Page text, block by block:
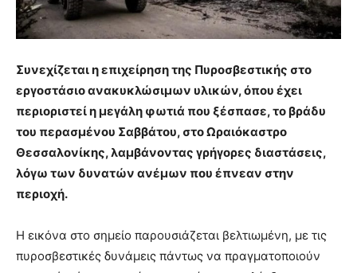
Συνεχίζεται η επιχείρηση της Πυροσβεστικής στο
εργοστάσιο ανακυκλώσιμων υλικών, όπου έχει
περιοριστεί η μεγάλη φωτιά που ξέσπασε, το βράδυ
του περασμένου Σαββάτου, στο Ωραιόκαστρο
Θεσσαλονίκης, λαμβάνοντας γρήγορες διαστάσεις,
λόγω των δυνατών ανέμων που έπνεαν στην
περιοχή.
Η εικόνα στο σημείο παρουσιάζεται βελτιωμένη, με τις
πυροσβεστικές δυνάμεις πάντως να πραγματοποιούν